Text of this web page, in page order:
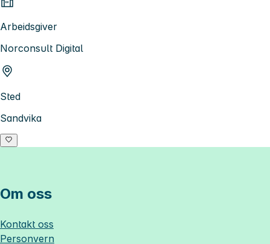
Arbeidsgiver
Norconsult Digital
Sted
Sandvika
Om oss
Kontakt oss
Personvern